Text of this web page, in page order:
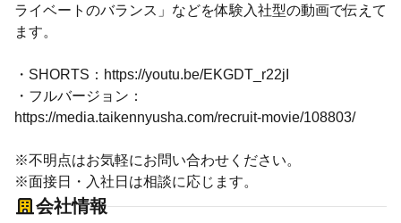
ライベートのバランス」などを体験入社型の動画で伝えて
ます。
・SHORTS：https://youtu.be/EKGDT_r22jI
・フルバージョン：
https://media.taikennyusha.com/recruit-movie/108803/
※不明点はお気軽にお問い合わせください。
※面接日・入社日は相談に応じます。
会社情報